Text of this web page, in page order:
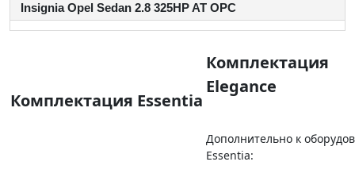
Insignia Opel Sedan 2.8 325HP AT OPC
Комплектация Essentia
Комплектация
Elegance
Дополнительно к
Essentia: